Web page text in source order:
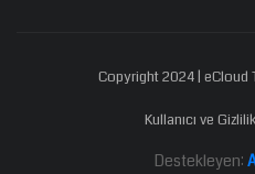
Copyright 2024 | eCloud
Kullanıcı ve
Destekleyen: